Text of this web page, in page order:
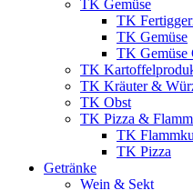
TK Gemüse
TK
TK Gemüse
TK Gemüse
TK
TK Kräuter &
TK Obst
TK Pizza &
TK
TK Pizza
Getränke
Wein & Sekt